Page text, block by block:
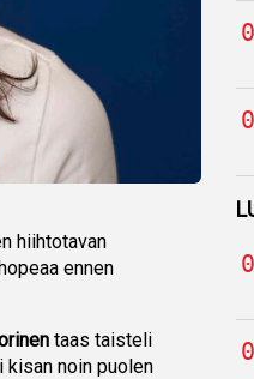
hiihtotavan
ennen
taas taisteli
noin puolen